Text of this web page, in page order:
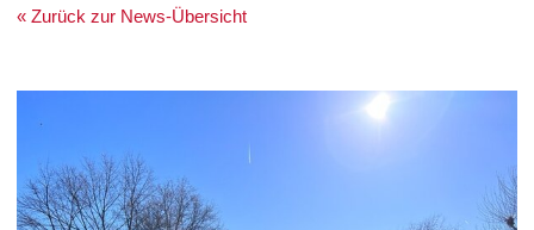
« Zurück zur News-Übersicht